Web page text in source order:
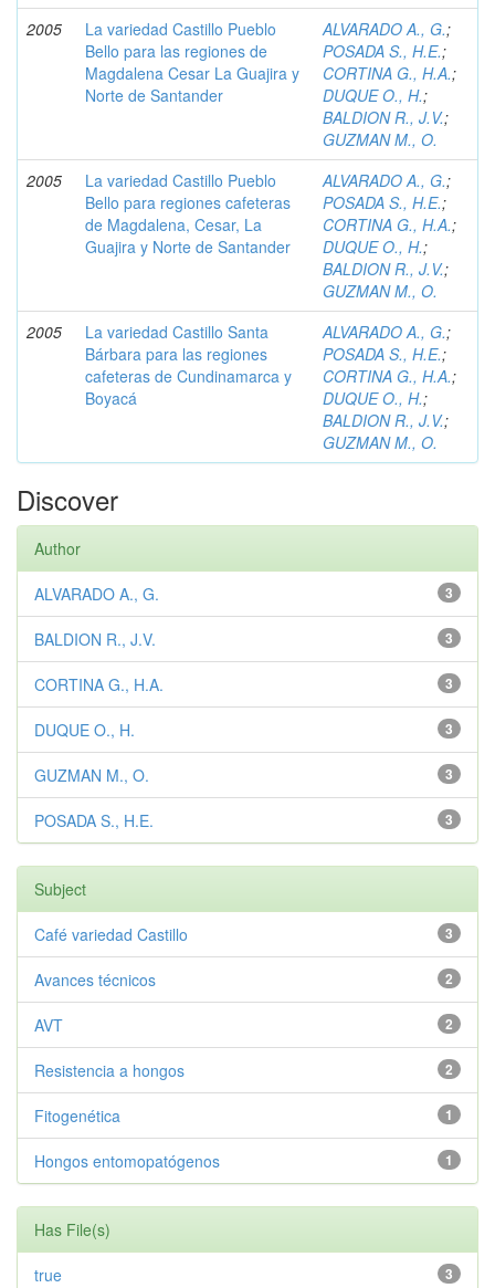
2005
La variedad Castillo Pueblo
Bello para las regiones de
Magdalena Cesar La Guajira y
Norte de Santander
ALVARADO A., G.;
POSADA S., H.E.;
CORTINA G., H.A.;
DUQUE O., H.;
BALDION R., J.V.;
GUZMAN M., O.
2005
La variedad Castillo Pueblo
Bello para regiones cafeteras
de Magdalena, Cesar, La
Guajira y Norte de Santander
ALVARADO A., G.;
POSADA S., H.E.;
CORTINA G., H.A.;
DUQUE O., H.;
BALDION R., J.V.;
GUZMAN M., O.
2005
La variedad Castillo Santa
Bárbara para las regiones
cafeteras de Cundinamarca y
Boyacá
ALVARADO A., G.;
POSADA S., H.E.;
CORTINA G., H.A.;
DUQUE O., H.;
BALDION R., J.V.;
GUZMAN M., O.
Discover
Author
3
ALVARADO A., G.
3
BALDION R., J.V.
3
CORTINA G., H.A.
3
DUQUE O., H.
3
GUZMAN M., O.
3
POSADA S., H.E.
Subject
3
Café variedad Castillo
2
Avances técnicos
2
AVT
2
Resistencia a hongos
1
Fitogenética
1
Hongos entomopatógenos
Has File(s)
3
true